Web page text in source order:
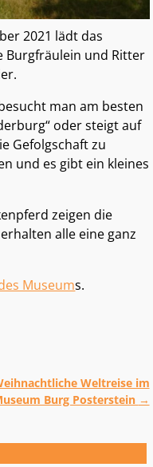
2021 lädt das
Burgfräulein und Ritter
man am besten
oder steigt auf
Gefolgschaft zu
und es gibt ein kleines
zeigen die
alle eine ganz
Museums.
Weltreise im
Burg Posterstein →